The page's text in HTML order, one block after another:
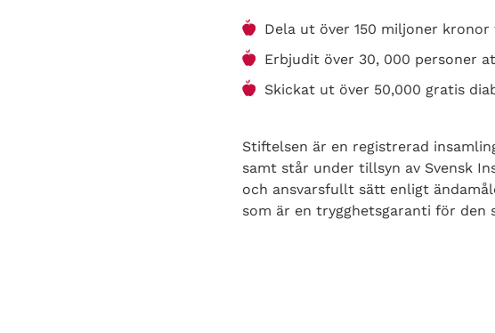
Dela ut över 150 miljoner
Erbjudit över 30, 000 personer
Skickat ut över 50,000 gratis
Stiftelsen är en registrerad
samt står under tillsyn av Svensk
och ansvarsfullt sätt enligt
som är en trygghetsgaranti för den